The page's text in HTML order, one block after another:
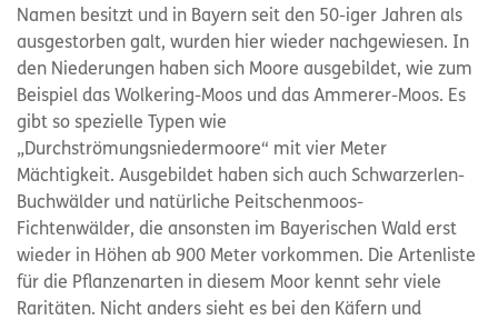
Namen besitzt und in Bayern seit den 50-iger Jahren als
ausgestorben galt, wurden hier wieder nachgewiesen. In
den Niederungen haben sich Moore ausgebildet, wie zum
Beispiel das Wolkering-Moos und das Ammerer-Moos. Es
gibt so spezielle Typen wie
„Durchströmungsniedermoore“ mit vier Meter
Mächtigkeit. Ausgebildet haben sich auch Schwarzerlen-
Buchwälder und natürliche Peitschenmoos-
Fichtenwälder, die ansonsten im Bayerischen Wald erst
wieder in Höhen ab 900 Meter vorkommen. Die Artenliste
für die Pflanzenarten in diesem Moor kennt sehr viele
Raritäten. Nicht anders sieht es bei den Käfern und